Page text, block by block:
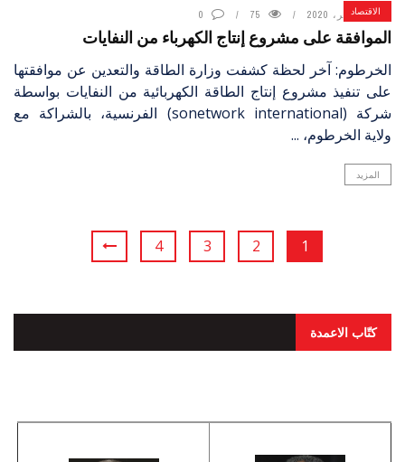
الاقتصاد
14 يناير، 2020 75
0
الموافقة على مشروع إنتاج الكهرباء من النفايات
الخرطوم: آخر لحظة كشفت وزارة الطاقة والتعدين عن موافقتها
على تنفيذ مشروع إنتاج الطاقة الكهربائية من النفايات بواسطة
شركة (sonetwork international) الفرنسية، بالشراكة مع
ولاية الخرطوم، ...
المزيد
1
2
3
4
كتّاب الاعمدة